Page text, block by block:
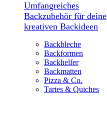
Umfangreiches
Backzubehör für deine
kreativen Backideen
Backbleche
Backformen
Backhelfer
Backmatten
Pizza & Co.
Tartes & Quiches